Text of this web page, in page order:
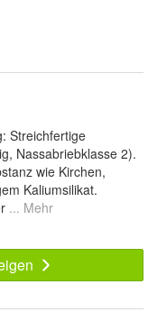
Streichfertige
Nassabriebklasse 2).
wie Kirchen,
Kaliumsilikat.
... Mehr